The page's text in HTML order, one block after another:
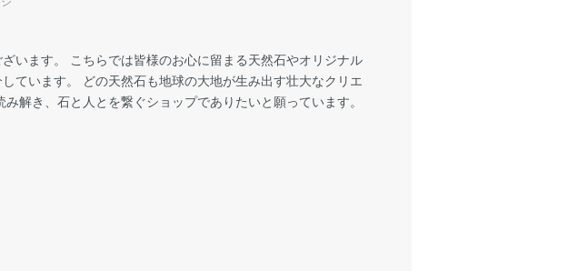
います。 こちらでは皆様のお心に留まる天然石やオリジナル
ています。 どの天然石も地球の大地が生み出す壮大なクリエ
解き、石と人とを繋ぐショップでありたいと願っています。